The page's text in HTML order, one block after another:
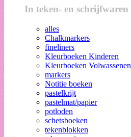
In teken- en schrijfwaren
alles
Chalkmarkers
fineliners
Kleurboeken Kinderen
Kleurboeken Volwassenen
markers
Notitie boeken
pastelkrijt
pastelmat/papier
potloden
schetsboeken
tekenblokken